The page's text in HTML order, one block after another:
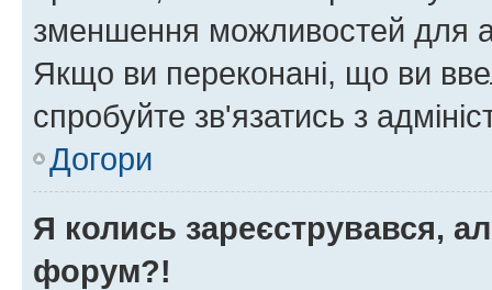
зменшення можливостей для
Якщо ви переконані, що ви
спробуйте зв'язатись з
Догори
Я колись зареєструвався,
форум?!